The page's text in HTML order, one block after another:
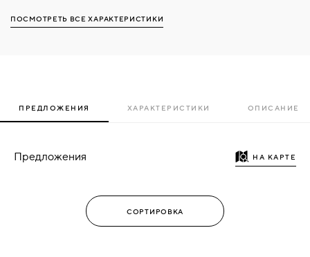
ПОСМОТРЕТЬ ВСЕ ХАРАКТЕРИСТИКИ
ПРЕДЛОЖЕНИЯ ХАРАКТЕРИСТИКИ ОПИСАНИЕ
Предложения НА КАРТЕ